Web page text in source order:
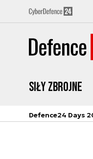
Siły zbrojne
Defence24 Days